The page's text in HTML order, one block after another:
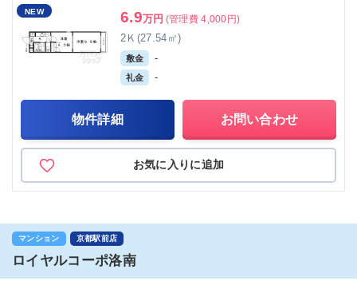
NEW 6.9万円 (管理費 4,000円)
2Ｋ(27.54㎡)
敷金 -
礼金 -
物件詳細 お問い合わせ
お気に入りに追加
マンション 京都駅前店
ロイヤルコーポ洛南